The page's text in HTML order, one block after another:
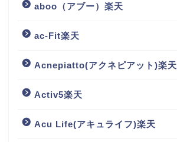
aboo（アブー）楽天
ac-Fit楽天
Acnepiatto(アクネピアット)楽天
Activ5楽天
Acu Life(アキュライフ)楽天